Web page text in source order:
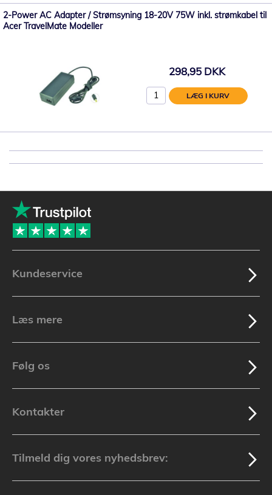
2-Power AC Adapter / Strømsyning 18-20V 75W inkl. strømkabel til
Acer TravelMate Modeller
298,95 DKK
LÆG I KURV
Kundeservice
Læs mere
Følg os
Kontakter
Tilmeld dig vores nyhedsbrev: